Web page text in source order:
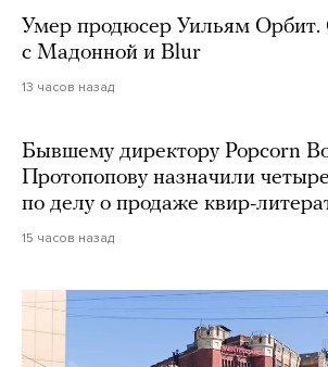
Умер продюсер Уильям Орбит.
с Мадонной и Blur
13 часов назад
Бывшему директору Popcorn
Протопопову назначили
по делу о продаже квир-
15 часов назад